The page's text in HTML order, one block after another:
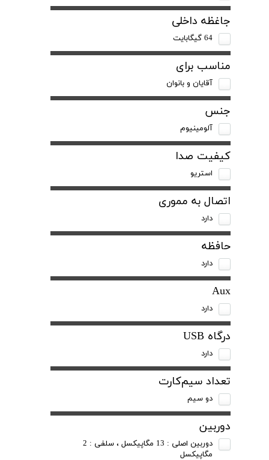
جاغظه داخلی
64 گیگابایت
مناسب برای
آقایان و بانوان
جنس
آلومینیوم
کیفیت صدا
استریو
اتصال به مموری
دارد
حافظه
دارد
Aux
دارد
درگاه USB
دارد
تعداد سیم‌کارت
دو سیم
دوربین
دوربین اصلی : 13 مگاپیکسل ، سلفی : 2
مگاپیکسل